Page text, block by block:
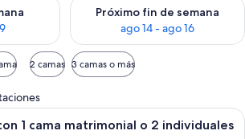
Próximo fin de semana
ago 14 - ago 16
2 camas 3 camas o más
Un dormitorio con una cama
1 cama matrimonial o 2 individuales